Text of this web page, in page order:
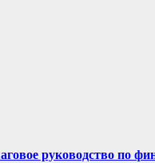
руководство по